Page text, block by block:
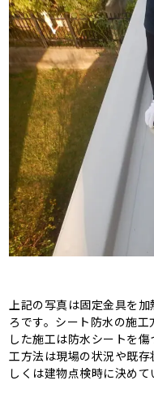
上記の写真は固定金具を
ろです。シート防水の施
した施工は防水シートを
工方法は現場の状況や既
しくは建物点検時に決めて